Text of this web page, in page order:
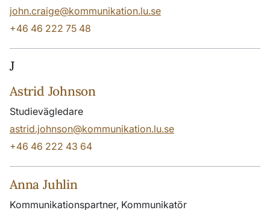
john.craige@kommunikation.lu.se
+46 46 222 75 48
J
Astrid Johnson
Studievägledare
astrid.johnson@kommunikation.lu.se
+46 46 222 43 64
Anna Juhlin
Kommunikationspartner, Kommunikatör